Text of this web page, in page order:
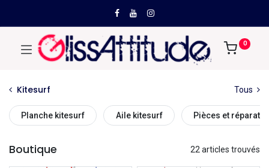
0
Kitesurf Tous
Planche kitesurf Aile kitesurf Pièces et
Boutique 22 articles trouvés